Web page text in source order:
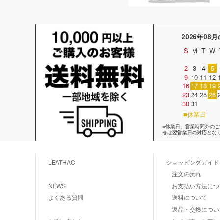
2026年08月
S M T W
2
3 4 5
9 10 11 12
16 17 18 19
23 24 25 26
30 31
■休業日
※休業日、営業時間外の
せは翌営業日の対応とな
LEATHAC
NEWS
よくある質問
ショッピングガイド
注文の流れ
お支払い方法に
送料について
返品・交換につ